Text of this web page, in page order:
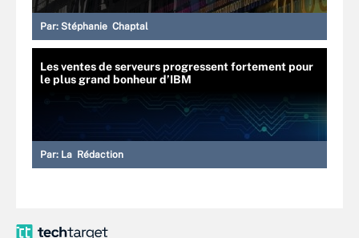
Par: Stéphanie Chaptal
Les ventes de serveurs progressent fortement pour
le plus grand bonheur d’IBM
Par: La Rédaction